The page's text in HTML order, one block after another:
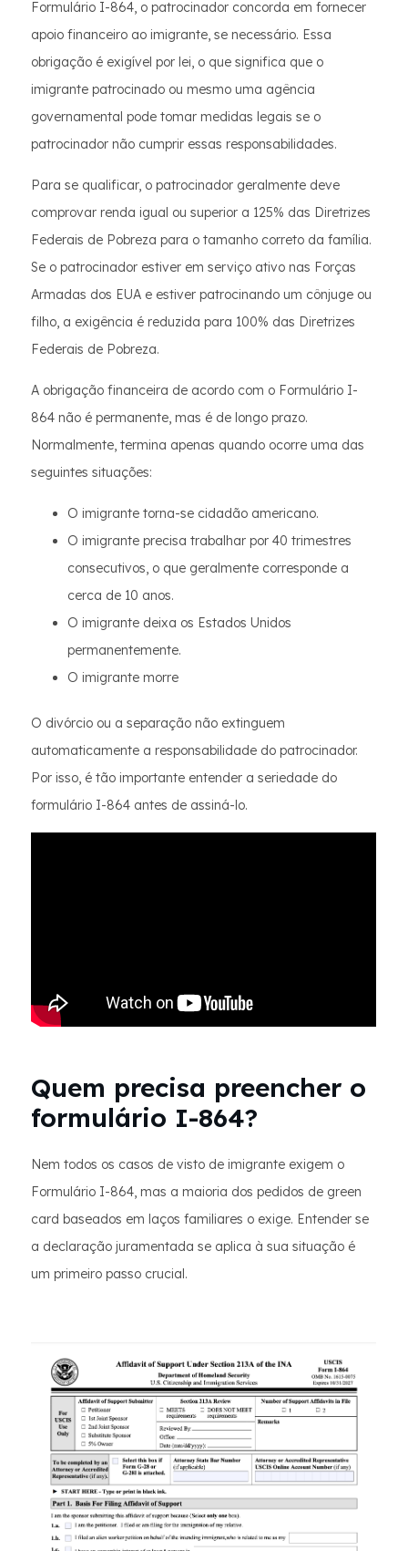
Formulário I-864, o patrocinador concorda em fornecer
apoio financeiro ao imigrante, se necessário. Essa
obrigação é exigível por lei, o que significa que o
imigrante patrocinado ou mesmo uma agência
governamental pode tomar medidas legais se o
patrocinador não cumprir essas responsabilidades.
Para se qualificar, o patrocinador geralmente deve
comprovar renda igual ou superior a 125% das Diretrizes
Federais de Pobreza para o tamanho correto da família.
Se o patrocinador estiver em serviço ativo nas Forças
Armadas dos EUA e estiver patrocinando um cônjuge ou
filho, a exigência é reduzida para 100% das Diretrizes
Federais de Pobreza.
A obrigação financeira de acordo com o Formulário I-
864 não é permanente, mas é de longo prazo.
Normalmente, termina apenas quando ocorre uma das
seguintes situações:
O imigrante torna-se cidadão americano.
O imigrante precisa trabalhar por 40 trimestres
consecutivos, o que geralmente corresponde a
cerca de 10 anos.
O imigrante deixa os Estados Unidos
permanentemente.
O imigrante morre
O divórcio ou a separação não extinguem
automaticamente a responsabilidade do patrocinador.
Por isso, é tão importante entender a seriedade do
formulário I-864 antes de assiná-lo.
Quem precisa preencher o
formulário I-864?
Nem todos os casos de visto de imigrante exigem o
Formulário I-864, mas a maioria dos pedidos de green
card baseados em laços familiares o exige. Entender se
a declaração juramentada se aplica à sua situação é
um primeiro passo crucial.